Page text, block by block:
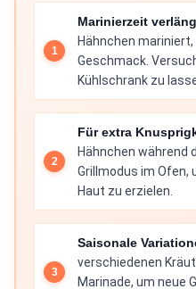
Marinierzeit
Hähnchen
Geschmack.
Kühlschrank zu
Für extra
Hähnchen während
Grillmodus im Ofen,
Haut zu erzielen.
Saisonale
verschiedenen
Marinade, um neue